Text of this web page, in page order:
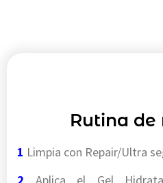
Rutina
1 Limpia con Repair/Ultra